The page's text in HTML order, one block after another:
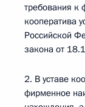
требования к
кооператива
Российской
закона от
2. В уставе
фирменное